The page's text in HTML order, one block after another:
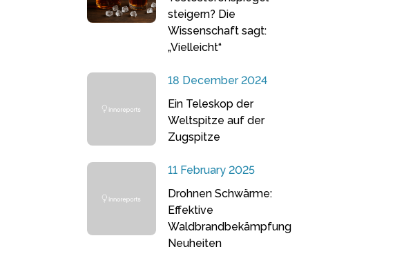
steigern? Die
Wissenschaft sagt:
„Vielleicht“
18 December 2024
Ein Teleskop der
Weltspitze auf der
Zugspitze
11 February 2025
Drohnen Schwärme:
Effektive
Waldbrandbekämpfung
Neuheiten